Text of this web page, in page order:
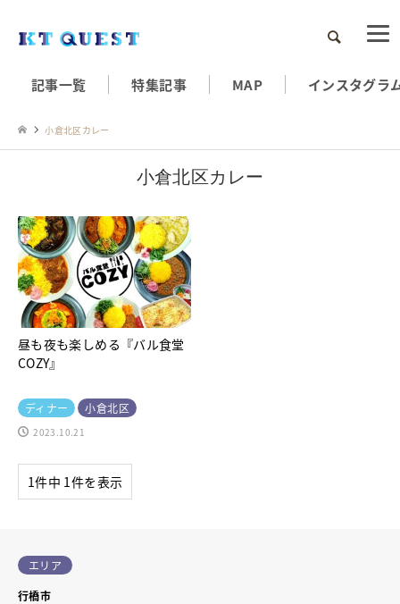
検索
記事一覧 特集記事 MAP インスタグラ
小倉北区カレー
小倉北区カレー
昼も夜も楽しめる『バル食堂
COZY』
ディナー 小倉北区
2023.10.21
1件中 1件を表示
エリア
行橋市